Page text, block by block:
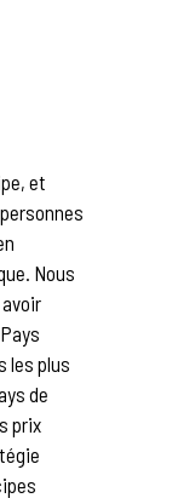
et
Nous
les plus
de
prix